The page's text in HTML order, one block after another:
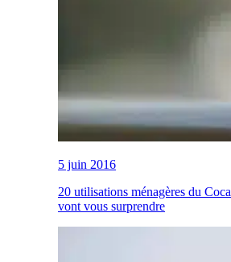
5 juin 2016
20 utilisations ménagères du
vont vous surprendre